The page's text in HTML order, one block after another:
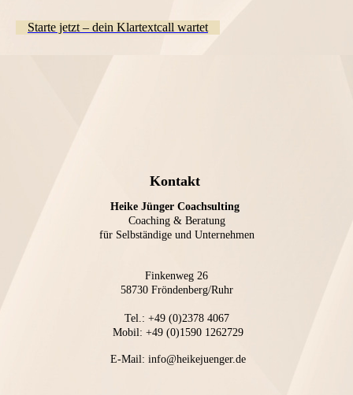
Starte jetzt – dein Klartextcall wartet
Kontakt
Heike Jünger Coachsulting
Coaching & Beratung
für Selbständige und Unternehmen
Finkenweg 26
58730 Fröndenberg/Ruhr
Tel.: +49 (0)2378 4067
Mobil: +49 (0)1590 1262729
E-Mail: info@heikejuenger.de